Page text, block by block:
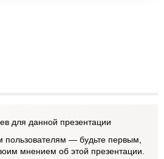
для данной презентации
пользователям — будьте первым,
мнением об этой презентации.